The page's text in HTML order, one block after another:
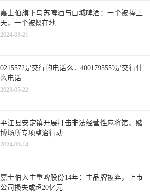
嘉士伯旗下乌苏啤酒与山城啤酒：一个被捧上
天，一个被摁在地
2024-03-21
0215572是交行的电话么，4001795559是交行什
么电话
2023-05-22
平江县安定镇开展打击非法经营性麻将馆、赌
博场所专项整治行动
2024-09-14
嘉士伯入主重啤股份14年：主品牌被弃，上市
公司损失或超20亿元